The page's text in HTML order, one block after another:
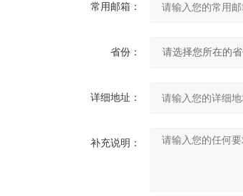
常用邮箱：
省份：
详细地址：
补充说明：